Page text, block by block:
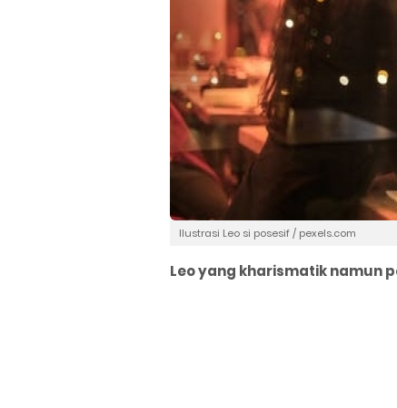
Ilustrasi Leo si posesif / pexels.com
Leo yang kharismatik namun